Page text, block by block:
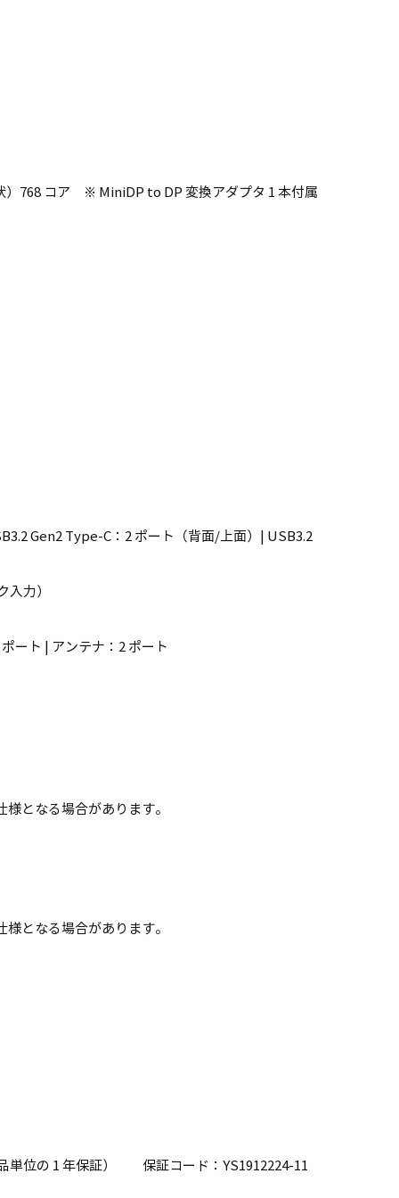
）768 コア ※ MiniDP to DP 変換アダプタ 1 本付属
Gen2 Type-C：2 ポート（背面/上面）| USB3.2
力）
ート | アンテナ：2 ポート
となる場合があります。
となる場合があります。
単位の 1 年保証） 保証コード：YS1912224-11